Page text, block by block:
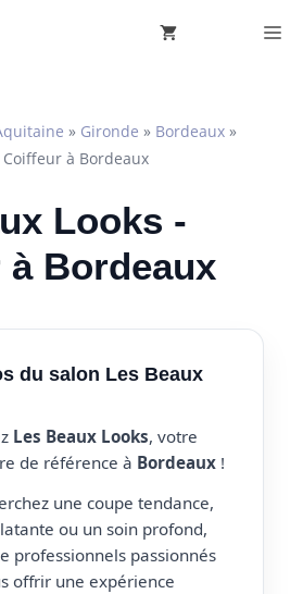
» Gironde » Bordeaux »
Coiffeur à Bordeaux
Looks -
Bordeaux
du salon Les Beaux
Les Beaux Looks, votre
de référence à Bordeaux !
une coupe tendance,
ou un soin profond,
professionnels passionnés
offrir une expérience